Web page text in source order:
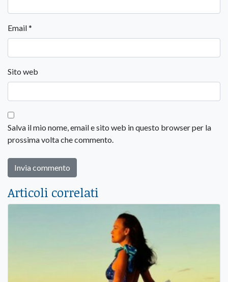
Email*
Sito web
Salva il mio nome, email e sito web in questo browser per la
prossima volta che commento.
Articoli correlati